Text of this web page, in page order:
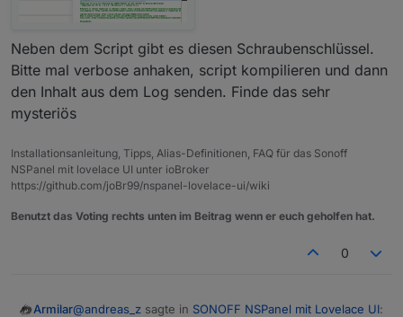
Neben dem Script gibt es diesen Schraubenschlüssel.
Bitte mal verbose anhaken, script kompilieren und dann
den Inhalt aus dem Log senden. Finde das sehr
mysteriös
Installationsanleitung, Tipps, Alias-Definitionen, FAQ für das Sonoff
NSPanel mit lovelace UI unter ioBroker
https://github.com/joBr99/nspanel-lovelace-ui/wiki
Benutzt das Voting rechts unten im Beitrag wenn er euch geholfen hat.
0
Armilar@andreas_z sagte in SONOFF NSPanel mit Lovelace UI: